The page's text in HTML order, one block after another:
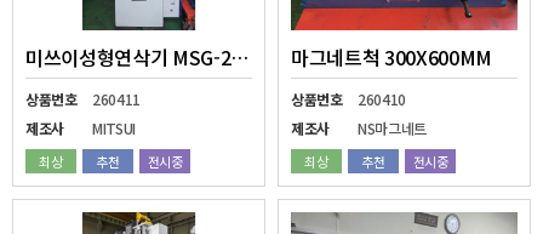
미쓰이성형연삭기 MSG-250M
상품번호
260411
제조사
MITSUI
최상 추천 전시중
마그네트척 300X600MM
상품번호
260410
제조사
NS마그네트
최상 추천 전시중